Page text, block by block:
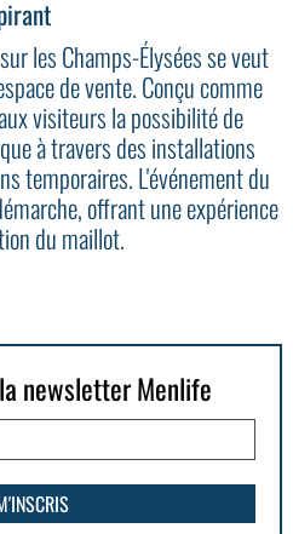
les Champs-Élysées se veut
de vente. Conçu comme
visiteurs la possibilité de
à travers des installations
temporaires. L'événement du
offrant une expérience
du maillot.
newsletter Menlife